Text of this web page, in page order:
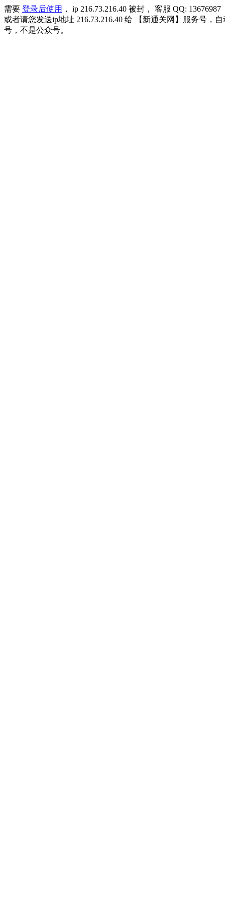
需要 登录后使用 ， ip 216.73.216.40 被封， 客服 QQ: 13676987
或者请您发送ip地址 216.73.216.40 给 【新通关网】服务号，
号，不是公众号。